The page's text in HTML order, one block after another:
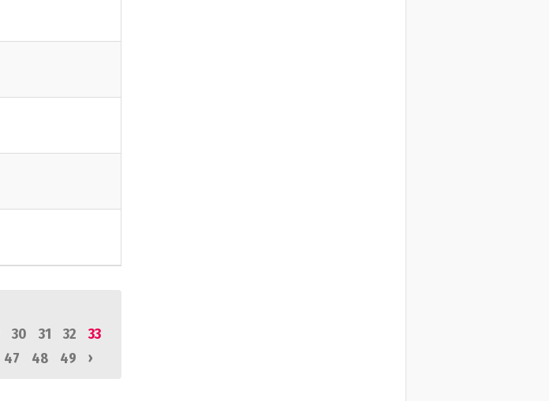
30 31 32
33
47 48 49 ›